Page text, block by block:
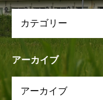
アーカイブ